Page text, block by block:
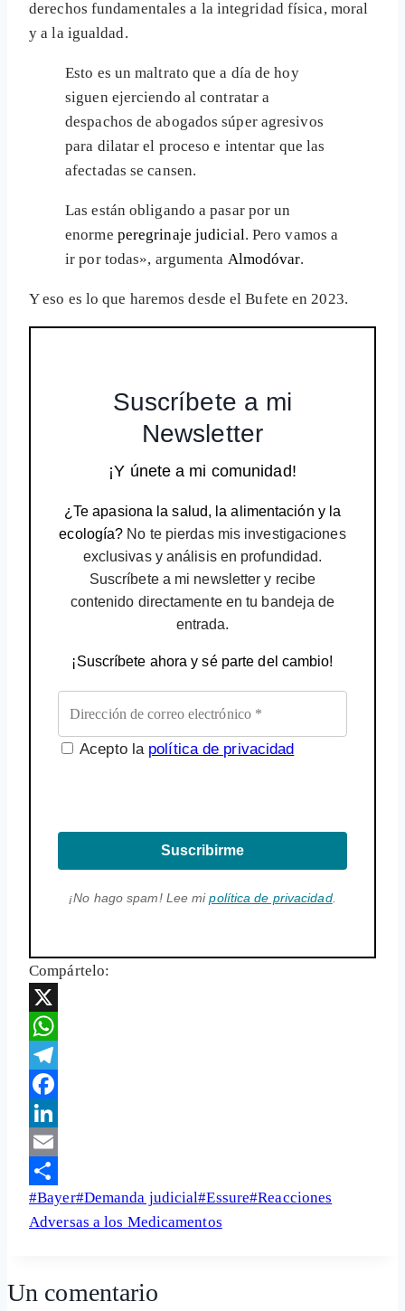
derechos fundamentales a la integridad física, moral
y a la igualdad.
Esto es un maltrato que a día de hoy
siguen ejerciendo al contratar a
despachos de abogados súper agresivos
para dilatar el proceso e intentar que las
afectadas se cansen.
Las están obligando a pasar por un
enorme peregrinaje judicial. Pero vamos a
ir por todas», argumenta Almodóvar.
Y eso es lo que haremos desde el Bufete en 2023.
Suscríbete a mi
Newsletter
¡Y únete a mi comunidad!
¿Te apasiona la salud, la alimentación y la
ecología? No te pierdas mis investigaciones
exclusivas y análisis en profundidad.
Suscríbete a mi newsletter y recibe
contenido directamente en tu bandeja de
entrada.
¡Suscríbete ahora y sé parte del cambio!
Acepto la política de privacidad
Suscribirme
¡No hago spam! Lee mipolítica de privacidad.
Compártelo:
X
WhatsApp
Telegram
Facebook
LinkedIn
Email
Share
Etiquetas
de
#Bayer#Demanda judicial#Essure#Reacciones
Adversas a los Medicamentos
Un comentario